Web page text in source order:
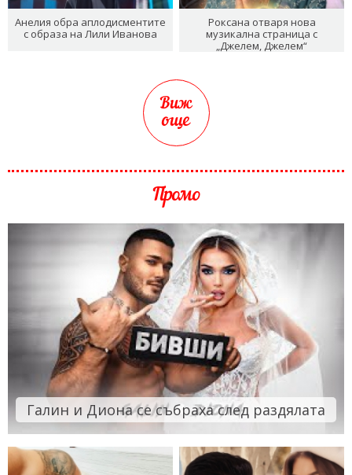
Анелия обра аплодисментите
с образа на Лили Иванова
Роксана отваря нова
музикална страница с
„Джелем, Джелем“
Виж
още
Промо
Галин и Диона се събраха след раздялата